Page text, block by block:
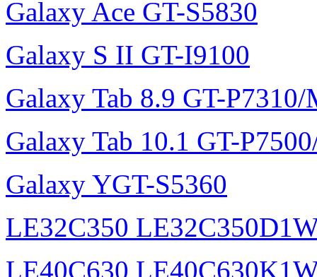
17,3" Série 3 300E7A -
40", UE40D6500WXZF,
HD, LED TV -
CLX-3185FW Manuels
Galaxy Ace GT-S5830
Galaxy S II GT-I9100